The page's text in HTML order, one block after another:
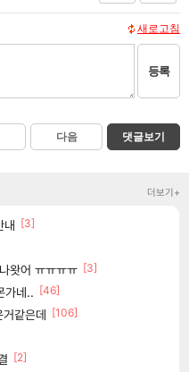
새로고침
등록
다음 댓글보기
더보기+
내 [3]
왓어 ㅠㅠㅠㅠ [3]
가네.. [46]
같은데 [106]
[2]